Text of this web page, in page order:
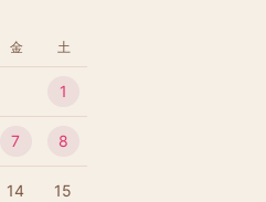
金 土
1
7 8
14 15